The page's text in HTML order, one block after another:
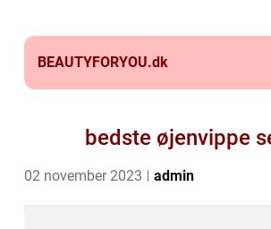
BEAUTYFORYOU.dk
bedste øjenvippe
02 november 2023 admin